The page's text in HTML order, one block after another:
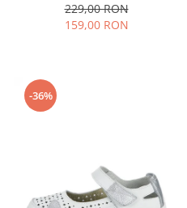
229,00 RON
159,00 RON
-36%